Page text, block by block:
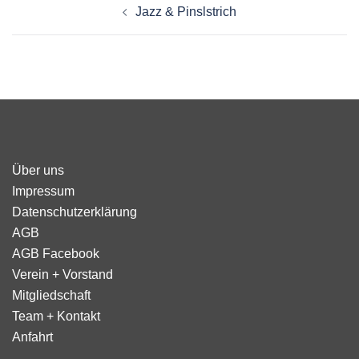
Jazz & Pinslstrich
Über uns
Impressum
Datenschutzerklärung
AGB
AGB Facebook
Verein + Vorstand
Mitgliedschaft
Team + Kontakt
Anfahrt